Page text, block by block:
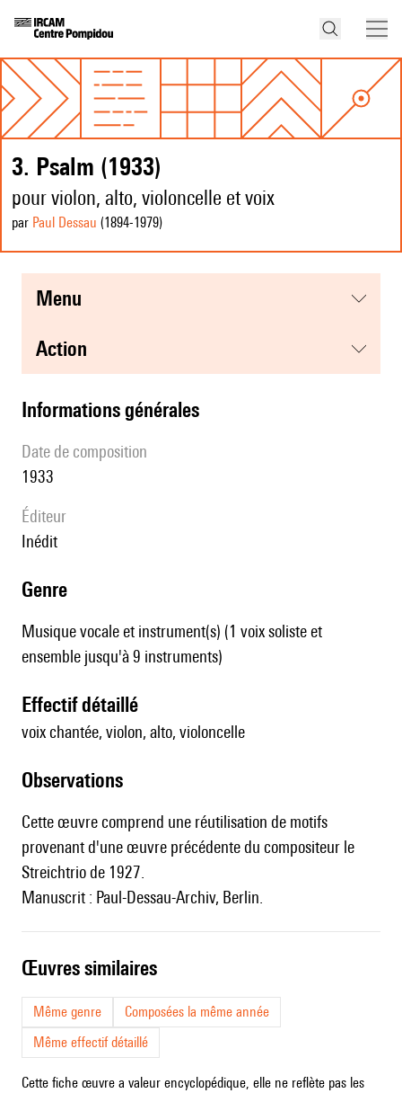
3. Psalm (1933)
pour violon, alto, violoncelle et voix
par Paul Dessau (1894-1979)
menu
action
informations générales
date de composition
1933
éditeur
Inédit
genre
Musique vocale et instrument(s) (1 voix soliste et
ensemble jusqu'à 9 instruments)
effectif détaillé
voix chantée, violon, alto, violoncelle
observations
Cette œuvre comprend une réutilisation de motifs
provenant d'une œuvre précédente du compositeur le
Streichtrio de 1927.
Manuscrit : Paul-Dessau-Archiv, Berlin.
œuvres similaires
Même genre
Composées la même année
Même effectif détaillé
Cette fiche œuvre a valeur encyclopédique, elle ne reflète pas les